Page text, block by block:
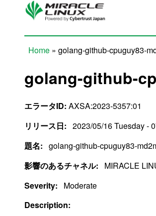
Skip to main content
Home » golang-github-cpuguy83-
golang-github-
エラータID: AXSA:2023-5357:01
リリース日: 2023/05/16 Tuesday -
題名: golang-github-cpuguy83-
影響のあるチャネル:
MIRACLE
Severity:
Moderate
Description: